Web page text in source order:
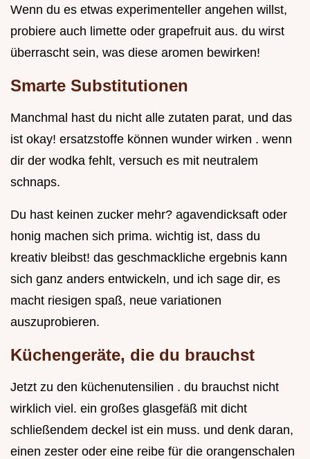
Wenn du es etwas experimenteller angehen willst,
probiere auch limette oder grapefruit aus. du wirst
überrascht sein, was diese aromen bewirken!
Smarte Substitutionen
Manchmal hast du nicht alle zutaten parat, und das
ist okay! ersatzstoffe können wunder wirken . wenn
dir der wodka fehlt, versuch es mit neutralem
schnaps.
Du hast keinen zucker mehr? agavendicksaft oder
honig machen sich prima. wichtig ist, dass du
kreativ bleibst! das geschmackliche ergebnis kann
sich ganz anders entwickeln, und ich sage dir, es
macht riesigen spaß, neue variationen
auszuprobieren.
Küchengeräte, die du brauchst
Jetzt zu den küchenutensilien . du brauchst nicht
wirklich viel. ein großes glasgefäß mit dicht
schließendem deckel ist ein muss. und denk daran,
einen zester oder eine reibe für die orangenschalen